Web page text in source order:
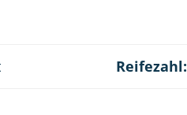
Reifezahl: